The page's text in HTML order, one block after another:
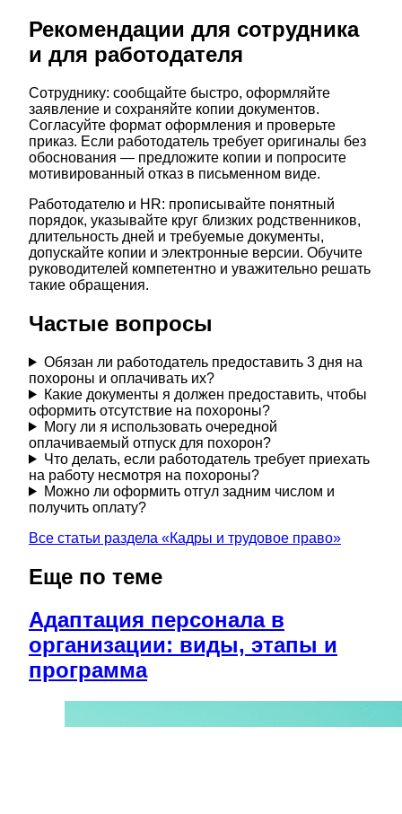
Рекомендации для сотрудника
и для работодателя
Сотруднику: сообщайте быстро, оформляйте
заявление и сохраняйте копии документов.
Согласуйте формат оформления и проверьте
приказ. Если работодатель требует оригиналы без
обоснования — предложите копии и попросите
мотивированный отказ в письменном виде.
Работодателю и HR: прописывайте понятный
порядок, указывайте круг близких родственников,
длительность дней и требуемые документы,
допускайте копии и электронные версии. Обучите
руководителей компетентно и уважительно решать
такие обращения.
Частые вопросы
Обязан ли работодатель предоставить 3 дня на
похороны и оплачивать их?
Какие документы я должен предоставить, чтобы
оформить отсутствие на похороны?
Могу ли я использовать очередной
оплачиваемый отпуск для похорон?
Что делать, если работодатель требует приехать
на работу несмотря на похороны?
Можно ли оформить отгул задним числом и
получить оплату?
Все статьи раздела «Кадры и трудовое право»
Еще по теме
Адаптация персонала в
организации: виды, этапы и
программа